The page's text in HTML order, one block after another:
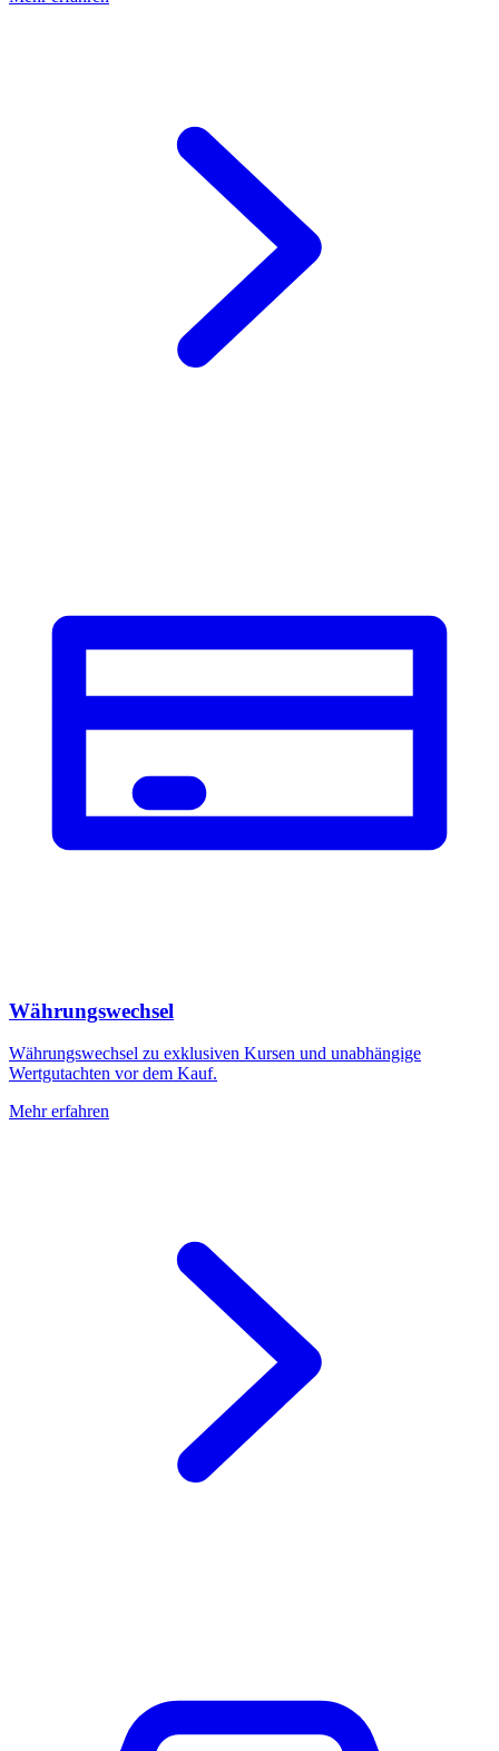
Währungswechsel
Währungswechsel zu exklusiven Kursen und unabhängige
Wertgutachten vor dem Kauf.
Mehr erfahren